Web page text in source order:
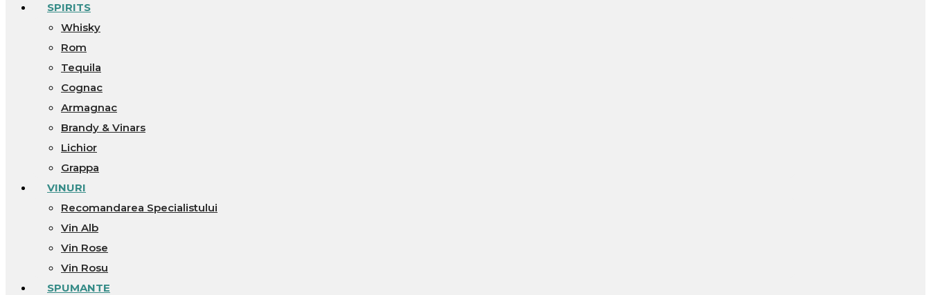
SPIRITS
Whisky
Rom
Tequila
Cognac
Armagnac
Brandy & Vinars
Lichior
Grappa
VINURI
Recomandarea Specialistului
Vin Alb
Vin Rose
Vin Rosu
SPUMANTE